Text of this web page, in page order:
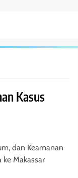
Kasus
dan Keamanan
Makassar